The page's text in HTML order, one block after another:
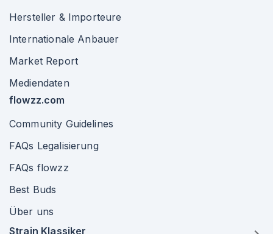
Hersteller & Importeure
Internationale Anbauer
Market Report
Mediendaten
flowzz.com
Community Guidelines
FAQs Legalisierung
FAQs flowzz
Best Buds
Über uns
Strain Klassiker